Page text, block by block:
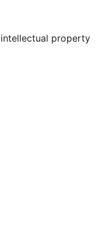
property